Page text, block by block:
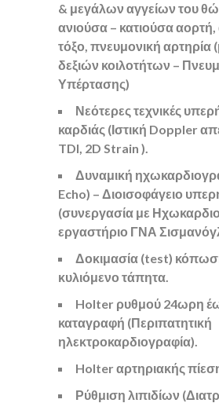
& μεγάλων αγγείων του
ανιούσα – κατιούσα αορτή,
τόξο, πνευμονική αρτηρία
δεξιών κοιλοτήτων –
Υπέρτασης)
Νεότερες τεχνικές
καρδιάς (Ιστική Doppler
TDI, 2D Strain ).
Δυναμική
Echo) – Διοισοφάγειο
(συνεργασία με
εργαστήριο ΓΝΑ
Δοκιμασία (test)
κυλιόμενο τάπητα.
Holter ρυθμού 24ωρη
καταγραφή (Περιπατητική
ηλεκτροκαρδιογραφία).
Holter αρτηριακής
Ρύθμιση λιπιδίων